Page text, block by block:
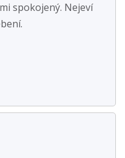
spokojený. Nejeví